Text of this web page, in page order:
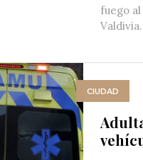
fuego
CIUDAD